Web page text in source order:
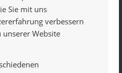
Sie mit uns
verbessern
unserer Website
gut machen? Dann sind
Respekt der Mitschüler
Lehrer einbringen:
gut recherchierte Fakten.
passt. Nur bei einer